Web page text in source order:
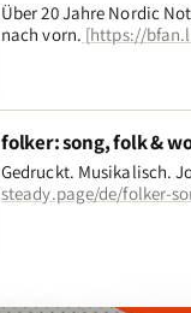
Über 20 Jahre Nordic
nach vorn. [https://
folker: song, folk &
Gedruckt. Musikalisch.
steady.page/de/folker-